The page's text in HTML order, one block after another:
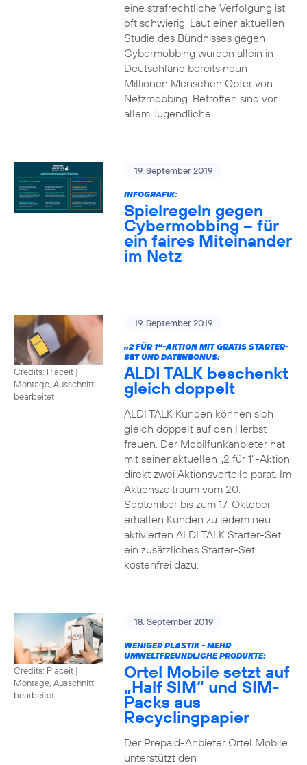
eine strafrechtliche Verfolgung ist
oft schwierig. Laut einer aktuellen
Studie des Bündnisses gegen
Cybermobbing wurden allein in
Deutschland bereits neun
Millionen Menschen Opfer von
Netzmobbing. Betroffen sind vor
allem Jugendliche.
19. September 2019
INFOGRAFIK:
Spielregeln gegen
Cybermobbing – für
ein faires Miteinander
im Netz
Credits: Placeit |
Montage, Ausschnitt
bearbeitet
19. September 2019
„2 FÜR 1“-AKTION MIT GRATIS STARTER-
SET UND DATENBONUS:
ALDI TALK beschenkt
gleich doppelt
ALDI TALK Kunden können sich
gleich doppelt auf den Herbst
freuen. Der Mobilfunkanbieter hat
mit seiner aktuellen „2 für 1“-Aktion
direkt zwei Aktionsvorteile parat. Im
Aktionszeitraum vom 20.
September bis zum 17. Oktober
erhalten Kunden zu jedem neu
aktivierten ALDI TALK Starter-Set
ein zusätzliches Starter-Set
kostenfrei dazu.
Credits: Placeit |
Montage, Ausschnitt
bearbeitet
18. September 2019
WENIGER PLASTIK - MEHR
UMWELTFREUNDLICHE PRODUKTE:
Ortel Mobile setzt auf
„Half SIM“ und SIM-
Packs aus
Recyclingpapier
Der Prepaid-Anbieter Ortel Mobile
unterstützt den